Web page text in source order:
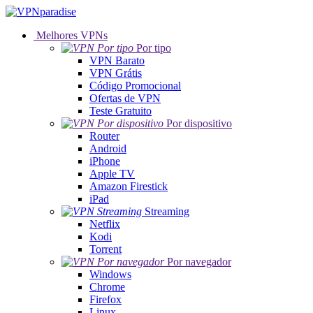
Melhores VPNs
Por tipo
VPN Barato
VPN Grátis
Código Promocional
Ofertas de VPN
Teste Gratuito
Por dispositivo
Router
Android
iPhone
Apple TV
Amazon Firestick
iPad
Streaming
Netflix
Kodi
Torrent
Por navegador
Windows
Chrome
Firefox